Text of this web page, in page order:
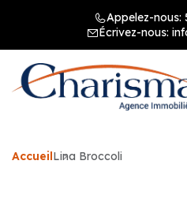
Appelez-nous:
Écrivez-nous:
AccueilLina Broccoli